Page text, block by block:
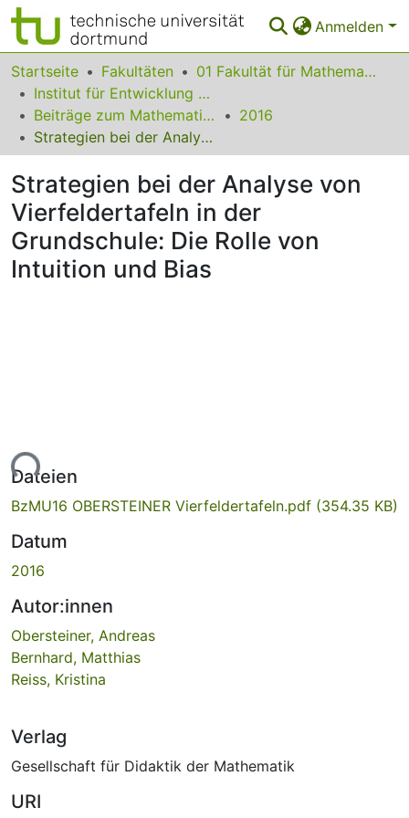
Anmelden
Bereiche & Sammlungen
Das gesamte Repositorium
Statistiken
FAQ
Leitlinien
Zurück zur Startseite
Startseite Fakultäten
01 Fakultät für Mathematik
Institut für Entwicklung und Erforschung des Mathematikunterrichts
Beiträge zum Mathematikunterricht
2016
Strategien bei der Analyse von Vierfeldertafeln in der Grundschule: Die Rolle von Intuition und Bias
Strategien bei der Analyse von
Vierfeldertafeln in der
Grundschule: Die Rolle von
Intuition und Bias
Dateien
BzMU16 OBERSTEINER Vierfeldertafeln.pdf (354.35 KB)
Datum
2016
Autor:innen
Obersteiner, Andreas
Bernhard, Matthias
Reiss, Kristina
Verlag
Gesellschaft für Didaktik der Mathematik
URI